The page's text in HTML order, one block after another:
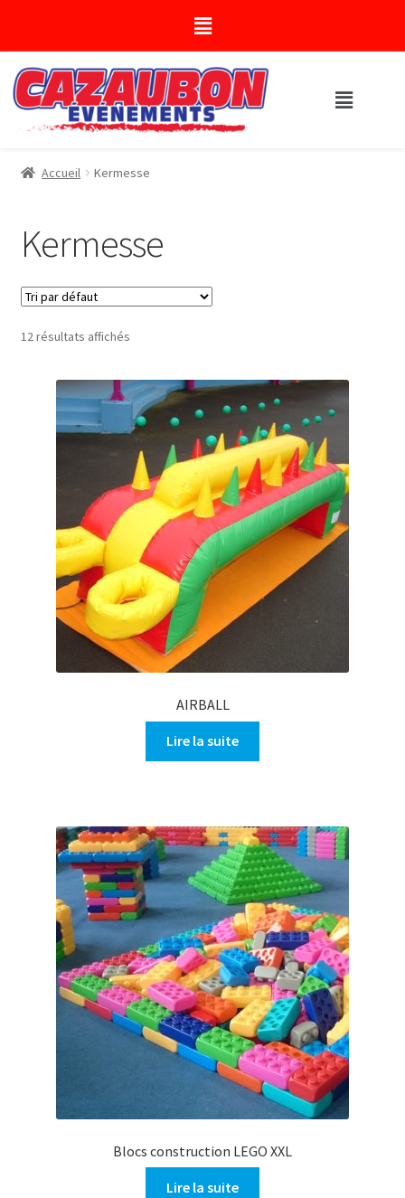
Accueil Kermesse
Kermesse
12 résultats affichés
AIRBALL
Lire la suite
Blocs construction LEGO XXL
Lire la suite